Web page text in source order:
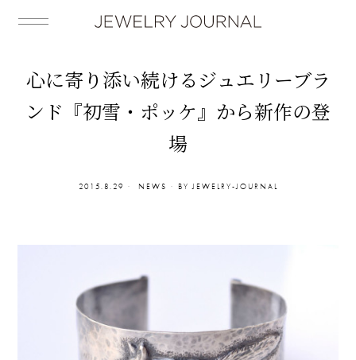
心に寄り添い続けるジュエリーブラ
ンド『初雪・ポッケ』から新作の登
場
2015.8.29 NEWS BY JEWELRY-JOURNAL